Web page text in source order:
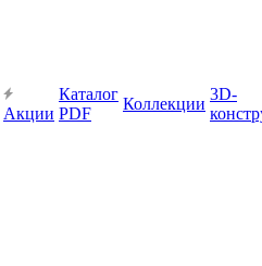
Акции
Каталог
PDF
Коллекции
3D-